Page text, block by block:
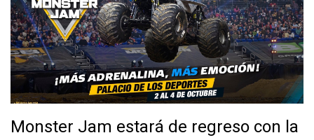
Monster Jam estará de regreso con la